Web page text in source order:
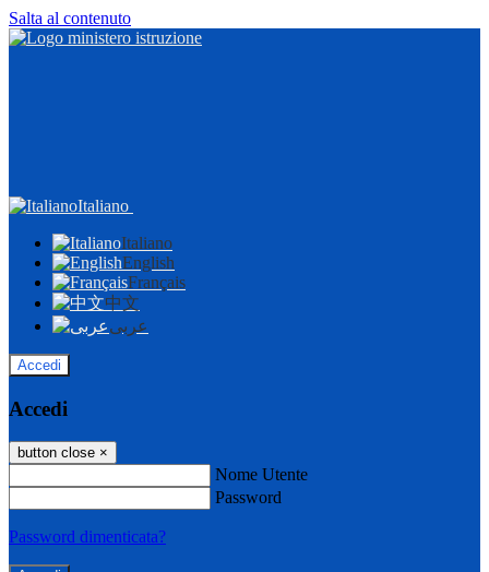
Salta al contenuto
Italiano
Italiano
English
Français
中文
عربى
Accedi
Accedi
button close ×
Nome Utente
Password
Password dimenticata?